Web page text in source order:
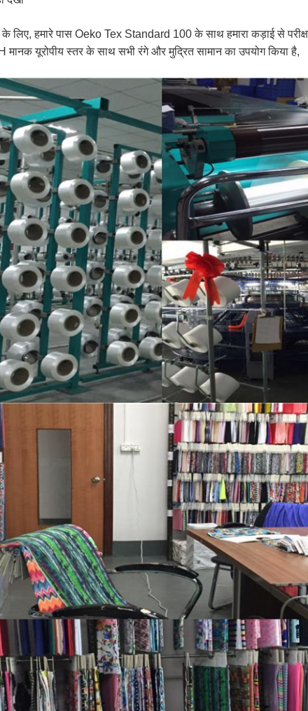
के लिए, हमारे पास Oeko Tex Standard 100 के साथ हमारा कड़ाई से
यूरोपीय स्तर के साथ सभी रंगे और मुद्रित सामान का उपयोग किया है,